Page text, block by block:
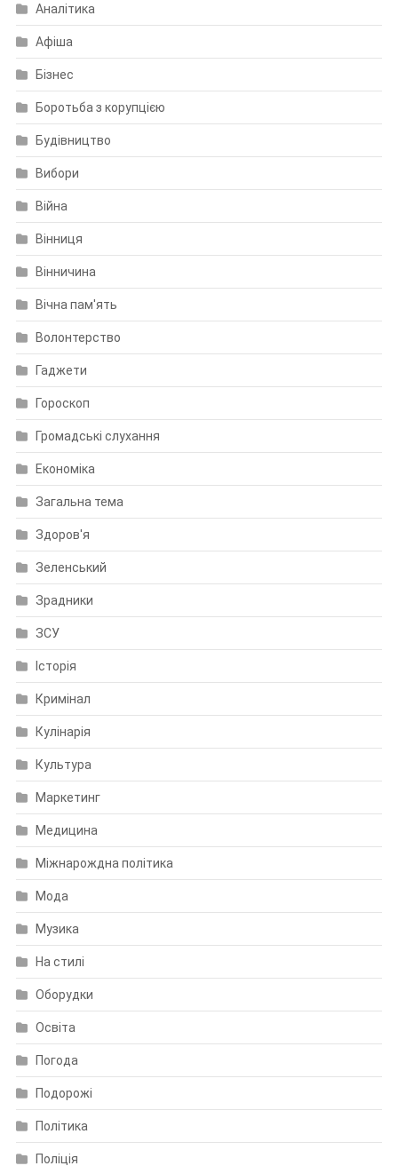
Аналітика
Афіша
Бізнес
Боротьба з корупцією
Будівництво
Вибори
Війна
Вінниця
Вінничина
Вічна пам'ять
Волонтерство
Гаджети
Гороскоп
Громадські слухання
Економіка
Загальна тема
Здоров'я
Зеленський
Зрадники
ЗСУ
Історія
Кримінал
Кулінарія
Культура
Маркетинг
Медицина
Міжнарождна політика
Мода
Музика
На стилі
Оборудки
Освіта
Погода
Подорожі
Політика
Поліція